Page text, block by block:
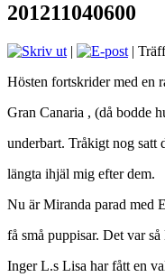
201211040600
|
|
Hösten fortskrider med en
Gran Canaria , (då bodde
underbart. Tråkigt nog satt
längta ihjäl mig efter dem.
Nu är Miranda parad med
få små puppisar. Det var så
Inger L.s Lisa har fått en